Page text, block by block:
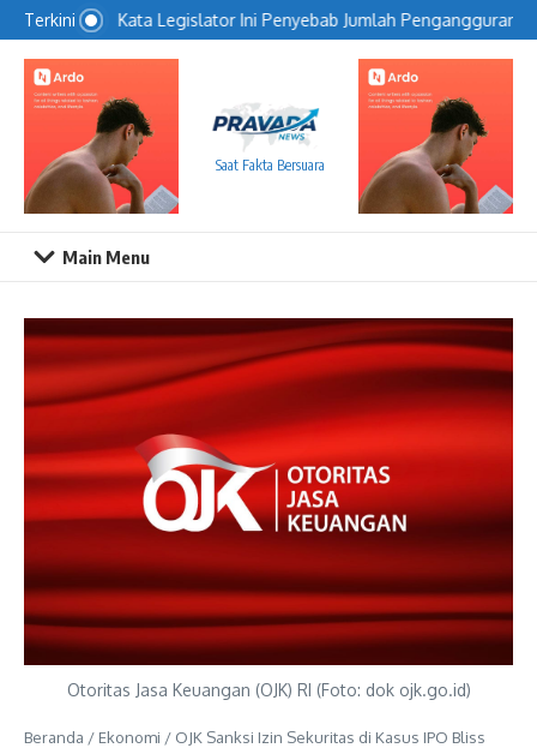
Lewati ke konten
Terkini Kata Legislator Ini Penyebab Jumlah Pengangguran
Saat Fakta Bersuara
Main Menu
Otoritas Jasa Keuangan (OJK) RI (Foto: dok ojk.go.id)
Beranda / Ekonomi / OJK Sanksi Izin Sekuritas di Kasus IPO Bliss